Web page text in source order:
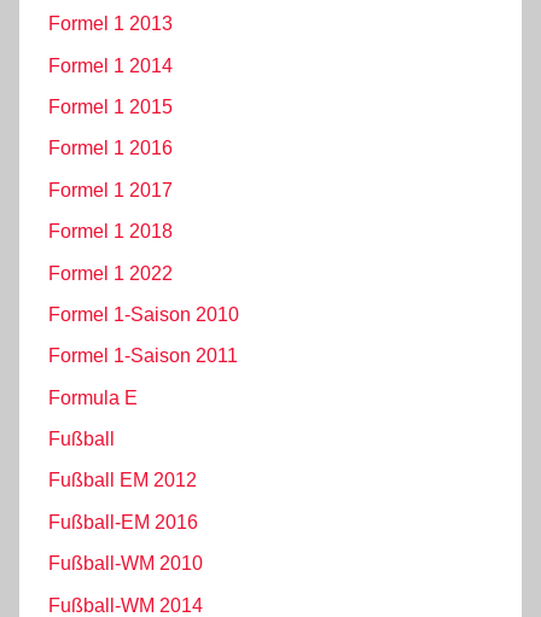
Formel 1 2013
Formel 1 2014
Formel 1 2015
Formel 1 2016
Formel 1 2017
Formel 1 2018
Formel 1 2022
Formel 1-Saison 2010
Formel 1-Saison 2011
Formula E
Fußball
Fußball EM 2012
Fußball-EM 2016
Fußball-WM 2010
Fußball-WM 2014